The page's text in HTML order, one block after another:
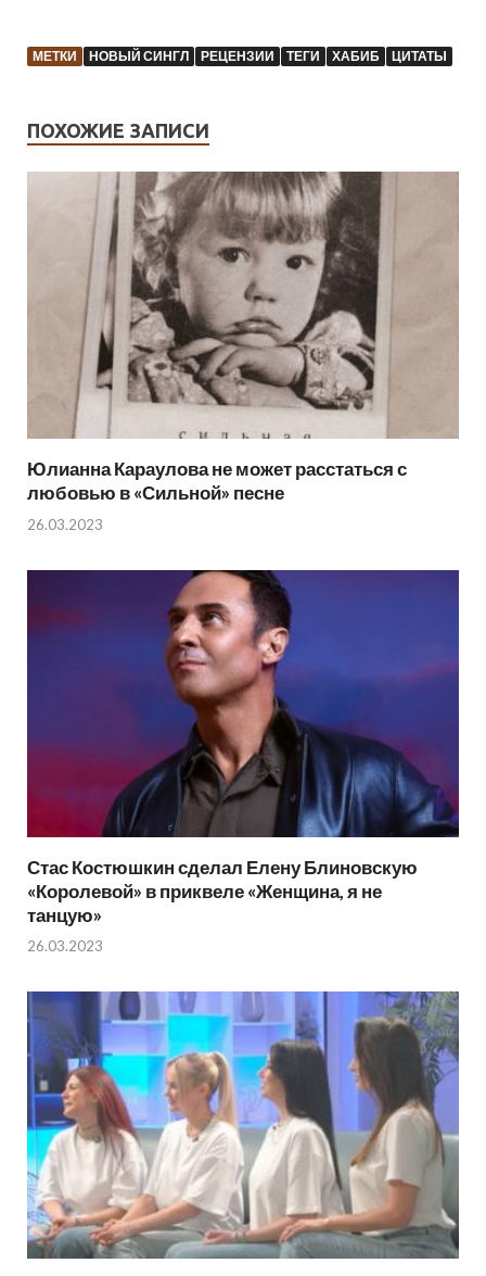
МЕТКИ НОВЫЙ СИНГЛ РЕЦЕНЗИИ ТЕГИ ХАБИБ ЦИТАТЫ
ПОХОЖИЕ ЗАПИСИ
Юлианна Караулова не может расстаться с
любовью в «Сильной» песне
26.03.2023
Стас Костюшкин сделал Елену Блиновскую
«Королевой» в приквеле «Женщина, я не
танцую»
26.03.2023